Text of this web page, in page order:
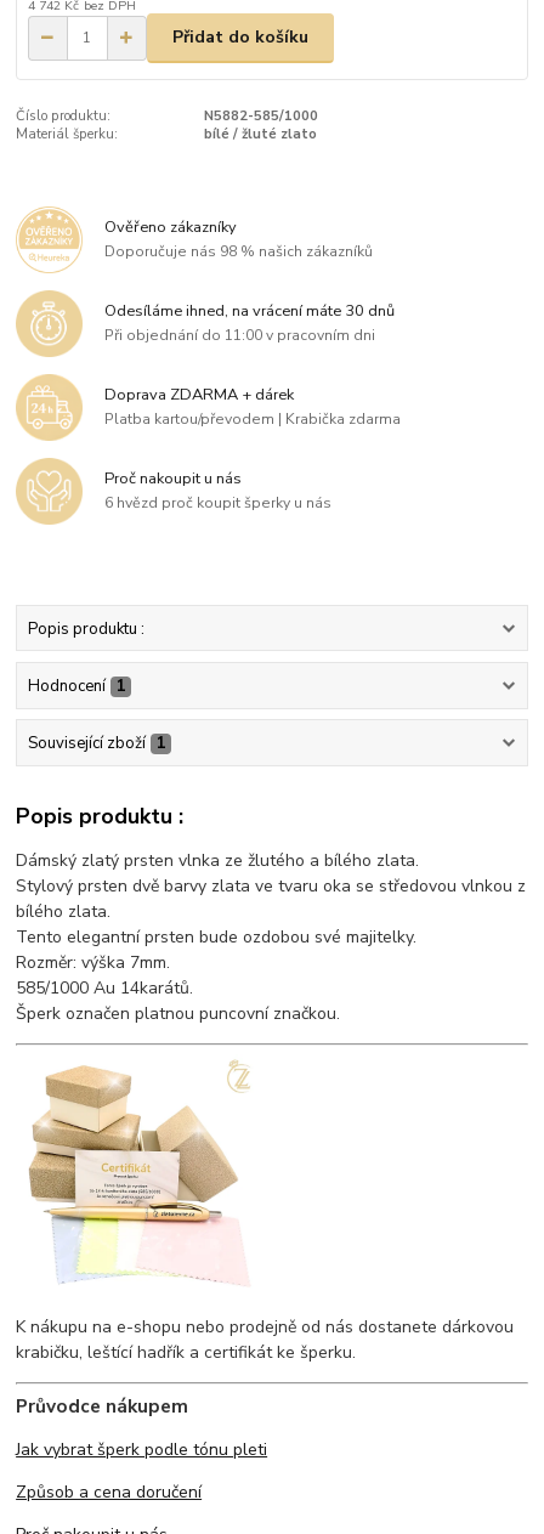
4 742 Kč bez DPH
Přidat do košíku
Číslo produktu:
N5882-585/1000
Materiál šperku:
bílé / žluté zlato
Ověřeno zákazníky
Doporučuje nás 98 % našich zákazníků
Odesíláme ihned, na vrácení máte 30 dnů
Při objednání do 11:00 v pracovním dni
Doprava ZDARMA + dárek
Platba kartou/převodem | Krabička zdarma
Proč nakoupit u nás
6 hvězd proč koupit šperky u nás
Popis produktu :
Hodnocení 1
Související zboží 1
Popis produktu :
Dámský zlatý prsten vlnka ze žlutého a bílého zlata.
Stylový prsten dvě barvy zlata ve tvaru oka se středovou vlnkou z
bílého zlata.
Tento elegantní prsten bude ozdobou své majitelky.
Rozměr: výška 7mm.
585/1000 Au 14karátů.
Šperk označen platnou puncovní značkou.
K nákupu na e-shopu nebo prodejně od nás dostanete dárkovou
krabičku, leštící hadřík a certifikát ke šperku.
Průvodce nákupem
Jak vybrat šperk podle tónu pleti
Způsob a cena doručení